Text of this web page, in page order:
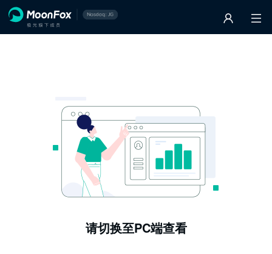
请切换至PC端查看